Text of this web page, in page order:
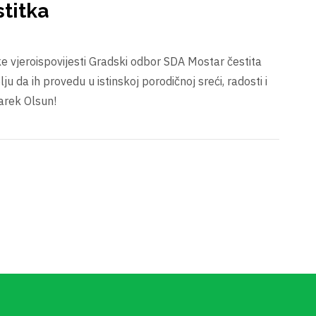
vjeroispovijesti Gradski odbor SDA Mostar čestita
da ih provedu u istinskoj porodičnoj sreći, radosti i
Olsun!